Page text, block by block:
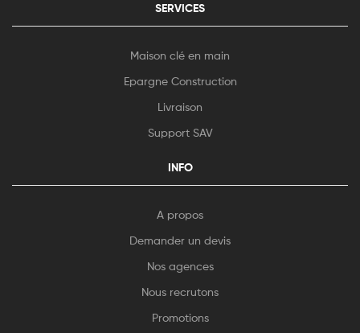
SERVICES
Maison clé en main
Epargne Construction
Livraison
Support SAV
INFO
A propos
Demander un devis
Nos agences
Nous recrutons
Promotions